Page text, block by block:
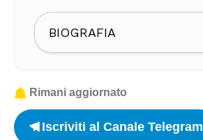
BIOGRAFIA
Rimani aggiornato
Iscriviti al Canale Telegram